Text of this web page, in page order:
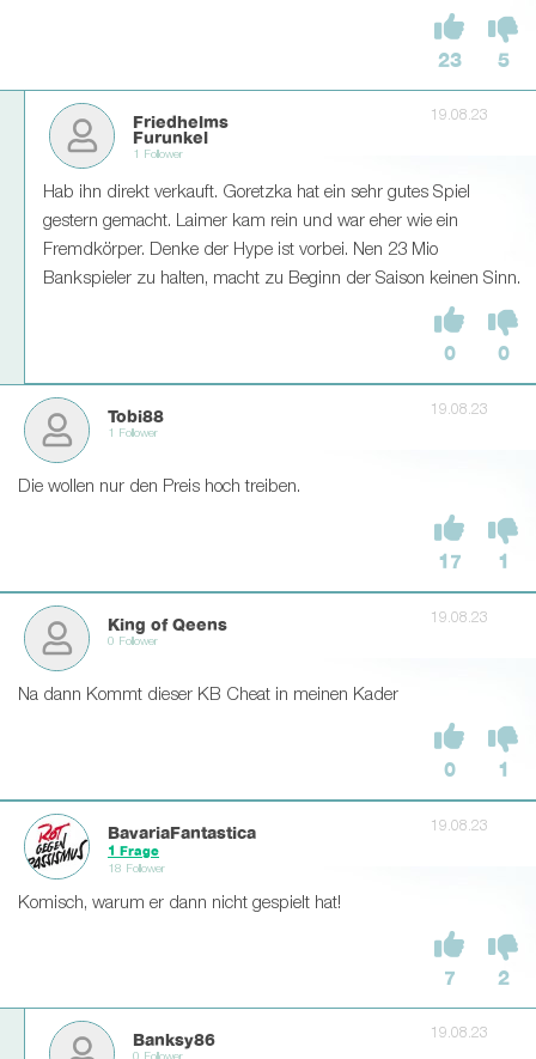
23 5
Friedhelms
Furunkel
1 Follower
19.08.23
Hab ihn direkt verkauft. Goretzka hat ein sehr gutes Spiel
gestern gemacht. Laimer kam rein und war eher wie ein
Fremdkörper. Denke der Hype ist vorbei. Nen 23 Mio
Bankspieler zu halten, macht zu Beginn der Saison keinen Sinn.
0 0
Tobi88
1 Follower
19.08.23
Die wollen nur den Preis hoch treiben.
17 1
King of Qeens
0 Follower
19.08.23
Na dann Kommt dieser KB Cheat in meinen Kader
0 1
BavariaFantastica
1 Frage
18 Follower
19.08.23
Komisch, warum er dann nicht gespielt hat!
7 2
Banksy86 19.08.23